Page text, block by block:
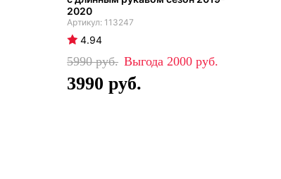
2020
113247
4.94
5990 2000
3990